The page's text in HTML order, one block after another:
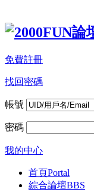
免費註冊
找回密碼
帳號
密碼
我的中心
首頁Portal
綜合論壇BBS